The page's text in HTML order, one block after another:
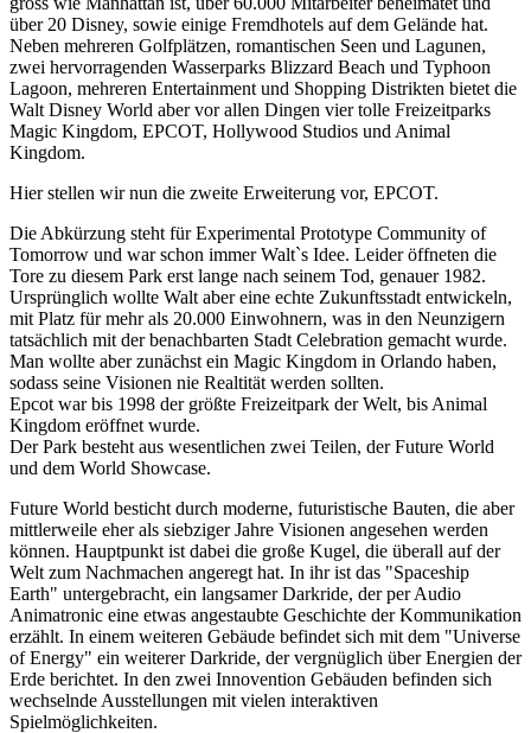
über 20 Disney, sowie einige Fremdhotels auf dem Gelände hat.
Neben mehreren Golfplätzen, romantischen Seen und Lagunen,
zwei hervorragenden Wasserparks Blizzard Beach und Typhoon
Lagoon, mehreren Entertainment und Shopping Distrikten bietet die
Walt Disney World aber vor allen Dingen vier tolle Freizeitparks
Magic Kingdom, EPCOT, Hollywood Studios und Animal
Kingdom.
Hier stellen wir nun die zweite Erweiterung vor, EPCOT.
Die Abkürzung steht für Experimental Prototype Community of
Tomorrow und war schon immer Walt`s Idee. Leider öffneten die
Tore zu diesem Park erst lange nach seinem Tod, genauer 1982.
Ursprünglich wollte Walt aber eine echte Zukunftsstadt entwickeln,
mit Platz für mehr als 20.000 Einwohnern, was in den Neunzigern
tatsächlich mit der benachbarten Stadt Celebration gemacht wurde.
Man wollte aber zunächst ein Magic Kingdom in Orlando haben,
sodass seine Visionen nie Realtität werden sollten.
Epcot war bis 1998 der größte Freizeitpark der Welt, bis Animal
Kingdom eröffnet wurde.
Der Park besteht aus wesentlichen zwei Teilen, der Future World
und dem World Showcase.
Future World besticht durch moderne, futuristische Bauten, die aber
mittlerweile eher als siebziger Jahre Visionen angesehen werden
können. Hauptpunkt ist dabei die große Kugel, die überall auf der
Welt zum Nachmachen angeregt hat. In ihr ist das "Spaceship
Earth" untergebracht, ein langsamer Darkride, der per Audio
Animatronic eine etwas angestaubte Geschichte der Kommunikation
erzählt. In einem weiteren Gebäude befindet sich mit dem "Universe
of Energy" ein weiterer Darkride, der vergnüglich über Energien der
Erde berichtet. In den zwei Innovention Gebäuden befinden sich
wechselnde Ausstellungen mit vielen interaktiven
Spielmöglichkeiten.